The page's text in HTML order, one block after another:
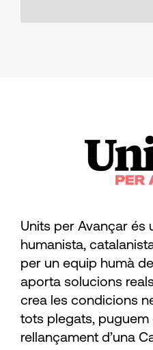
Units per Avançar és
humanista,
per un equip humà
aporta solucions
crea les condicions
tots plegats, puguem
rellançament d’una